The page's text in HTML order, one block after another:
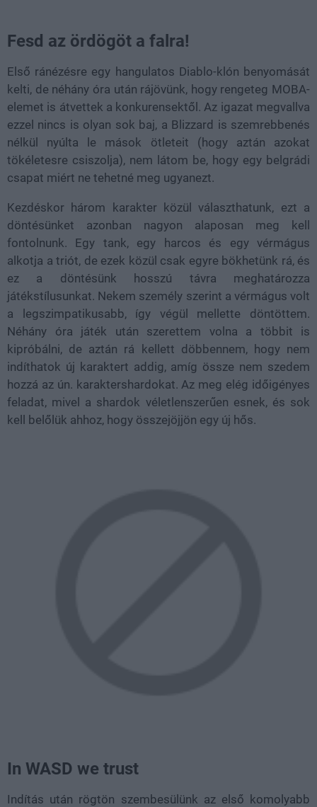
Fesd az ördögöt a falra!
Első ránézésre egy hangulatos Diablo-klón benyomását
kelti, de néhány óra után rájövünk, hogy rengeteg MOBA-
elemet is átvettek a konkurensektől. Az igazat megvallva
ezzel nincs is olyan sok baj, a Blizzard is szemrebbenés
nélkül nyúlta le mások ötleteit (hogy aztán azokat
tökéletesre csiszolja), nem látom be, hogy egy belgrádi
csapat miért ne tehetné meg ugyanezt.
Kezdéskor három karakter közül választhatunk, ezt a
döntésünket azonban nagyon alaposan meg kell
fontolnunk. Egy tank, egy harcos és egy vérmágus
alkotja a triót, de ezek közül csak egyre bökhetünk rá, és
ez a döntésünk hosszú távra meghatározza
játékstílusunkat. Nekem személy szerint a vérmágus volt
a legszimpatikusabb, így végül mellette döntöttem.
Néhány óra játék után szerettem volna a többit is
kipróbálni, de aztán rá kellett döbbennem, hogy nem
indíthatok új karaktert addig, amíg össze nem szedem
hozzá az ún. karaktershardokat. Az meg elég időigényes
feladat, mivel a shardok véletlenszerűen esnek, és sok
kell belőlük ahhoz, hogy összejöjjön egy új hős.
In WASD we trust
Indítás után rögtön szembesülünk az első komolyabb